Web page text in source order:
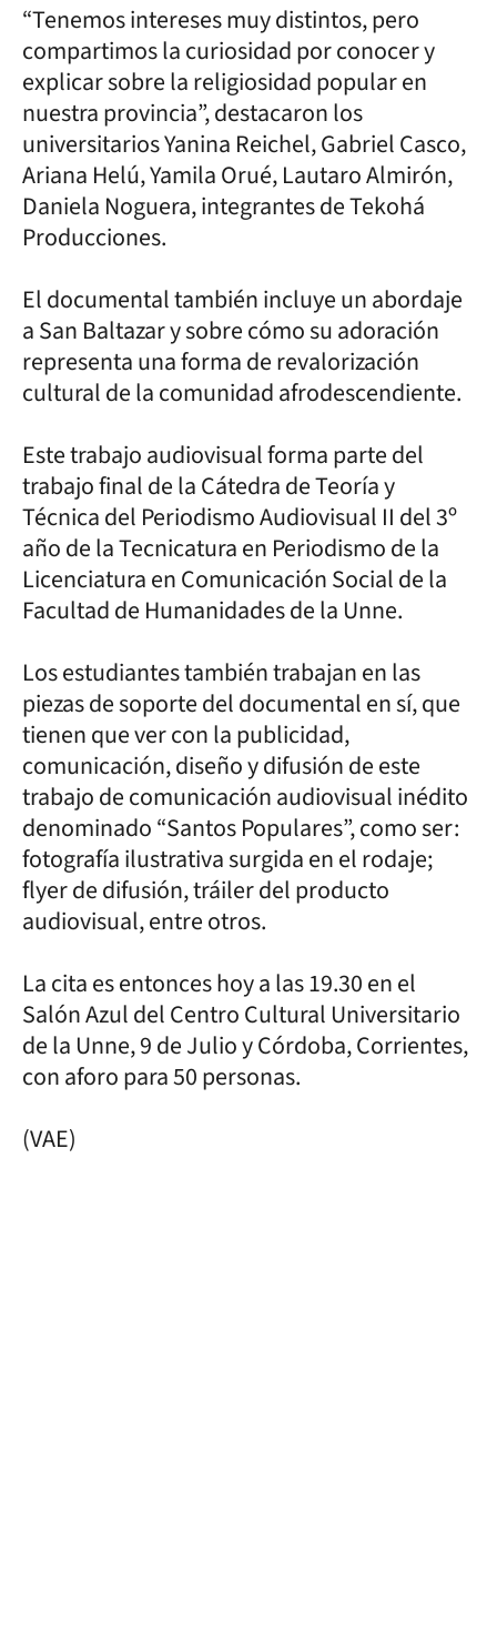
“Tenemos intereses muy distintos, pero
compartimos la curiosidad por conocer y
explicar sobre la religiosidad popular en
nuestra provincia”, destacaron los
universitarios Yanina Reichel, Gabriel Casco,
Ariana Helú, Yamila Orué, Lautaro Almirón,
Daniela Noguera, integrantes de Tekohá
Producciones.
El documental también incluye un abordaje
a San Baltazar y sobre cómo su adoración
representa una forma de revalorización
cultural de la comunidad afrodescendiente.
Este trabajo audiovisual forma parte del
trabajo final de la Cátedra de Teoría y
Técnica del Periodismo Audiovisual II del 3º
año de la Tecnicatura en Periodismo de la
Licenciatura en Comunicación Social de la
Facultad de Humanidades de la Unne.
Los estudiantes también trabajan en las
piezas de soporte del documental en sí, que
tienen que ver con la publicidad,
comunicación, diseño y difusión de este
trabajo de comunicación audiovisual inédito
denominado “Santos Populares”, como ser:
fotografía ilustrativa surgida en el rodaje;
flyer de difusión, tráiler del producto
audiovisual, entre otros.
La cita es entonces hoy a las 19.30 en el
Salón Azul del Centro Cultural Universitario
de la Unne, 9 de Julio y Córdoba, Corrientes,
con aforo para 50 personas.
(VAE)